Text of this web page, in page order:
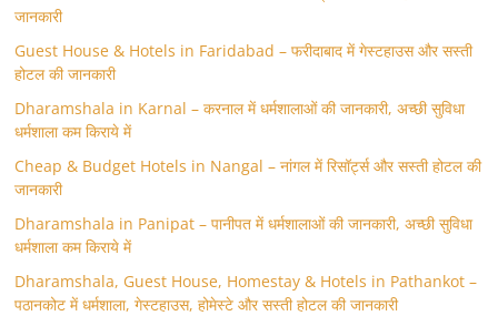
जानकारी
Guest House & Hotels in Faridabad – फरीदाबाद में गेस्टहाउस और सस्ती
होटल की जानकारी
Dharamshala in Karnal – करनाल में धर्मशालाओं की जानकारी, अच्छी सुविधा
धर्मशाला कम किराये में
Cheap & Budget Hotels in Nangal – नांगल में रिसॉर्ट्स और सस्ती होटल की
जानकारी
Dharamshala in Panipat – पानीपत में धर्मशालाओं की जानकारी, अच्छी सुविधा
धर्मशाला कम किराये में
Dharamshala, Guest House, Homestay & Hotels in Pathankot –
पठानकोट में धर्मशाला, गेस्टहाउस, होमेस्टे और सस्ती होटल की जानकारी